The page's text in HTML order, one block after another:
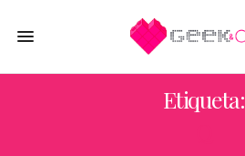
Etiqueta: